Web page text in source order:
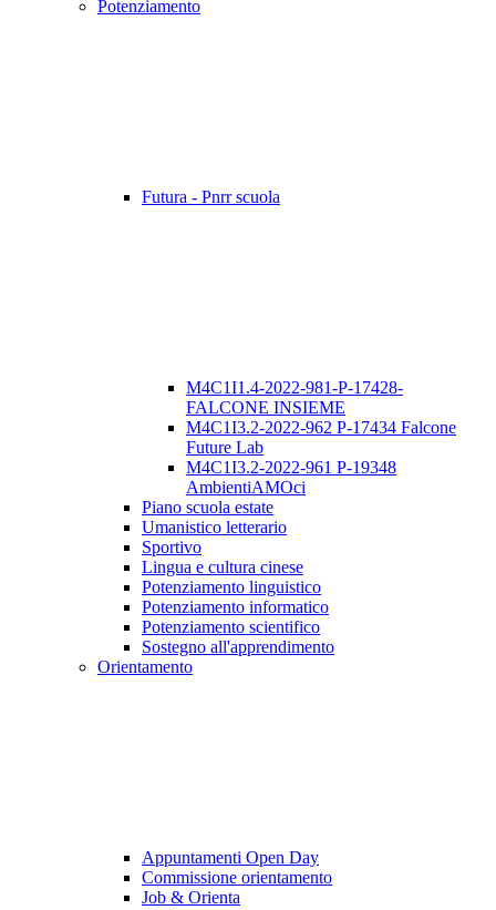
Potenziamento
Futura - Pnrr scuola
M4C1I1.4-2022-981-P-17428-
FALCONE INSIEME
M4C1I3.2-2022-962 P-17434 Falcone
Future Lab
M4C1I3.2-2022-961 P-19348
AmbientiAMOci
Piano scuola estate
Umanistico letterario
Sportivo
Lingua e cultura cinese
Potenziamento linguistico
Potenziamento informatico
Potenziamento scientifico
Sostegno all'apprendimento
Orientamento
Appuntamenti Open Day
Commissione orientamento
Job & Orienta